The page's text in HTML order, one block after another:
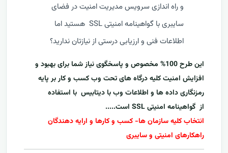
و راه اندازی سرویس مدیریت امنیت در فضای
سایبری با گواهینامه امنیتی SSL هستید اما
اطلاعات فنی و ارزیابی درستی از نیازتان ندارید؟
این طرح 100% مخصوص و پاسخگوی نیاز شما برای بهبود و
افزایش امنیت کلیه درگاه های تحت وب کسب و کار بر پایه
رمزنگاری داده ها و اطلاعات وب با دیتابیس با استفاده
از گواهینامه امنیتی SSL
است.....
انتخاب کلیه سازمان ها- کسب و کارها و ارایه دهندگان
راهکارهای امنیتی و سایبری